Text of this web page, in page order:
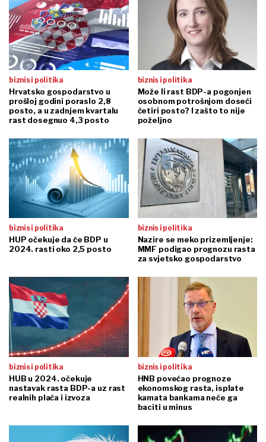
biznis i politika
Hrvatsko gospodarstvo u
prošloj godini poraslo 2,8
posto, a u zadnjem kvartalu
rast dosegnuo 4,3 posto
biznis i politika
Može li rast BDP-a pogonjen
osobnom potrošnjom doseći
četiri posto? I zašto to nije
poželjno
biznis i politika
HUP očekuje da će BDP u
2024. rasti oko 2,5 posto
biznis i politika
Nazire se meko prizemljenje:
MMF podigao prognozu rasta
za svjetsko gospodarstvo
biznis i politika
HUB u 2024. očekuje
nastavak rasta BDP-a uz rast
realnih plaća i izvoza
biznis i politika
HNB povećao prognoze
ekonomskog rasta, isplate
kamata bankama neće ga
baciti u minus